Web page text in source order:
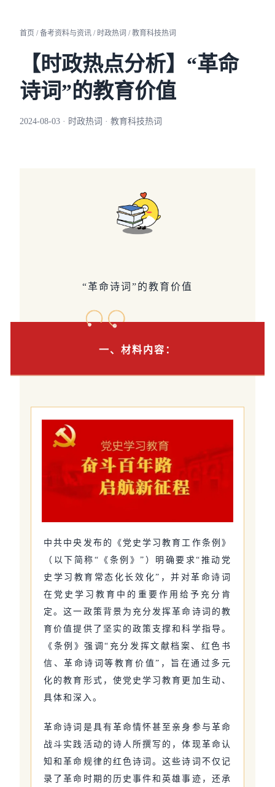
首页 / 备考资料与资讯 / 时政热词 / 教育科技热词
【时政热点分析】“革命
诗词”的教育价值
2024-08-03 · 时政热词 · 教育科技热词
“革命诗词”的教育价值
一、材料内容：
中共中央发布的《党史学习教育工作条例》
（以下简称“《条例》”）明确要求“推动党
史学习教育常态化长效化”，并对革命诗词
在党史学习教育中的重要作用给予充分肯
定。这一政策背景为充分发挥革命诗词的教
育价值提供了坚实的政策支撑和科学指导。
《条例》强调“充分发挥文献档案、红色书
信、革命诗词等教育价值”，旨在通过多元
化的教育形式，使党史学习教育更加生动、
具体和深入。
革命诗词是具有革命情怀甚至亲身参与革命
战斗实践活动的诗人所撰写的，体现革命认
知和革命规律的红色诗词。这些诗词不仅记
录了革命时期的历史事件和英雄事迹，还承